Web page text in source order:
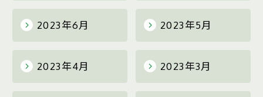
2023年6月 2023年5月
2023年4月 2023年3月